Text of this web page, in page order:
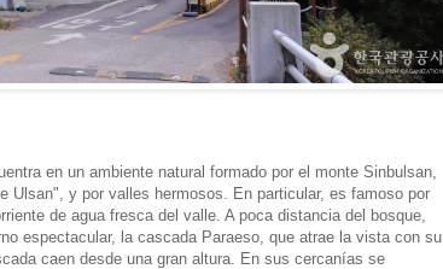
en un ambiente natural formado por el monte Sinbulsan,
Ulsan", y por valles hermosos. En particular, es famoso por
de agua fresca del valle. A poca distancia del bosque,
espectacular, la cascada Paraeso, que atrae la vista con su
caen desde una gran altura. En sus cercanías se